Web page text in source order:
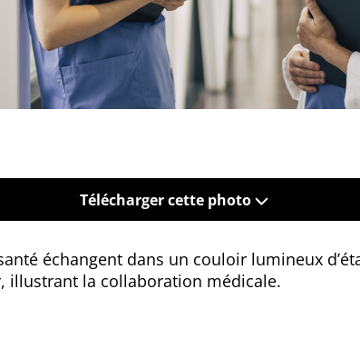
Télécharger cette photo
échangent dans un couloir lumineux
illustrant la collaboration médicale.